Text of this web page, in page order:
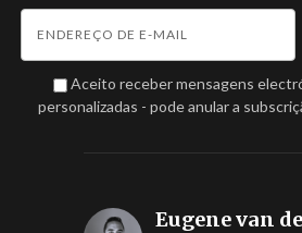
Aceito receber mensagens
personalizadas - pode anular a
Eugene van